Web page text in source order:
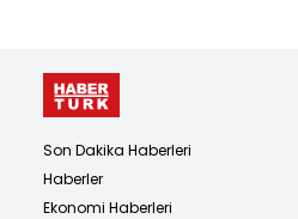
Son Dakika Haberleri
Haberler
Ekonomi Haberleri